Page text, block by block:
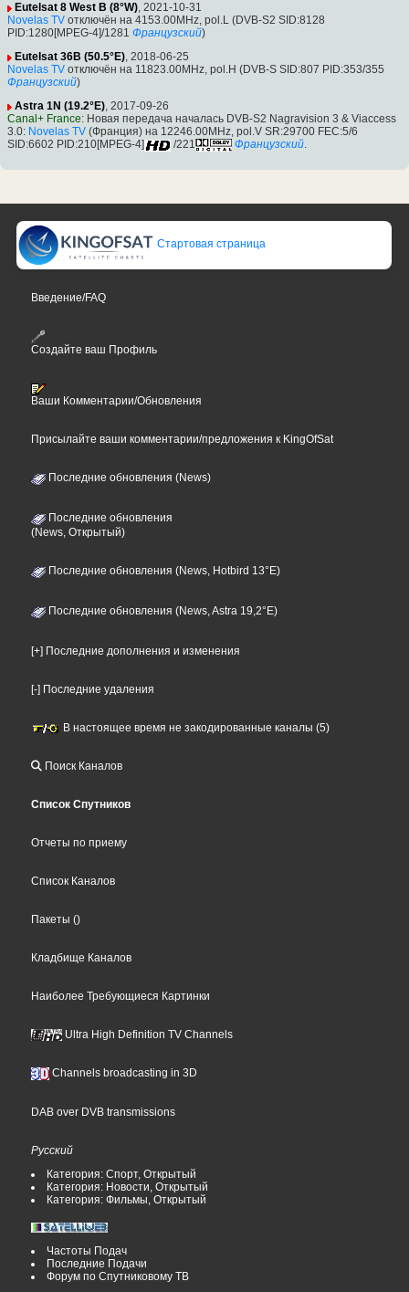
Eutelsat 8 West B (8°W), 2021-10-31
Novelas TV отключён на 4153.00MHz, pol.L (DVB-S2 SID:8128
PID:1280[MPEG-4]/1281 Французский)
Eutelsat 36B (50.5°E), 2018-06-25
Novelas TV отключён на 11823.00MHz, pol.H (DVB-S SID:807 PID:353/355
Французский)
Astra 1N (19.2°E), 2017-09-26
Canal+ France: Новая передача началась DVB-S2 Nagravision 3 & Viaccess
3.0: Novelas TV (Франция) на 12246.00MHz, pol.V SR:29700 FEC:5/6
SID:6602 PID:210[MPEG-4]
/221 Французский.
Стартовая страница
Введение/FAQ
Создайте ваш Профиль
Ваши Комментарии/Обновления
Присылайте ваши комментарии/предложения к KingOfSat
Последние обновления (News)
Последние обновления
(News, Открытый)
Последние обновления (News, Hotbird 13°E)
Последние обновления (News, Astra 19,2°E)
[+] Последние дополнения и изменения
[-] Последние удаления
В настоящее время не закодированные каналы (5)
Поиск Каналов
Список Спутников
Отчеты по приему
Список Каналов
Пакеты ()
Кладбище Каналов
Наиболее Требующиеся Картинки
Ultra High Definition TV Channels
Channels broadcasting in 3D
DAB over DVB transmissions
Русский
Категория: Спорт, Открытый
Категория: Новости, Открытый
Категория: Фильмы, Открытый
Частоты Подач
Последние Подачи
Форум по Спутниковому ТВ